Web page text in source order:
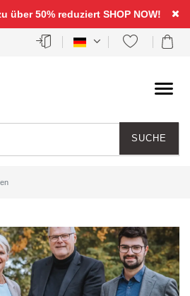
über 50% reduziert SHOP NOW!
SUCHE